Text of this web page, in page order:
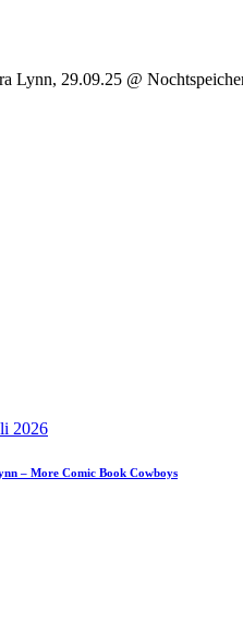
2026
– More Comic Book Cowboys